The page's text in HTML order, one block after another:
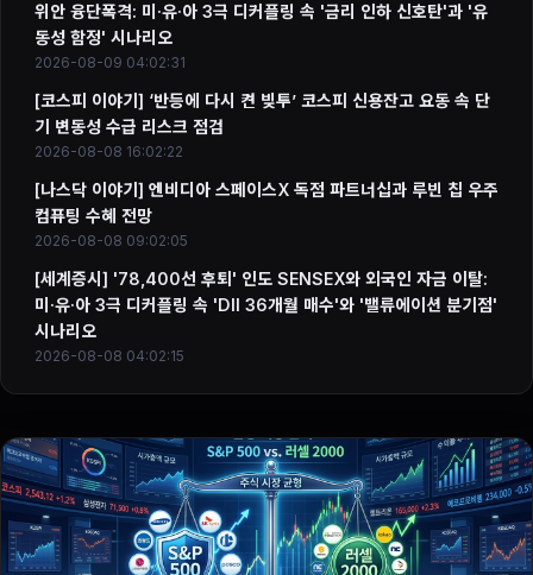
위안 융단폭격: 미·유·아 3극 디커플링 속 '금리 인하 신호탄'과 '유
동성 함정' 시나리오
2026-08-09 04:02:31
[코스피 이야기] ‘반등에 다시 켠 빚투’ 코스피 신용잔고 요동 속 단
기 변동성 수급 리스크 점검
2026-08-08 16:02:22
[나스닥 이야기] 엔비디아 스페이스X 독점 파트너십과 루빈 칩 우주
컴퓨팅 수혜 전망
2026-08-08 09:02:05
[세계증시] '78,400선 후퇴' 인도 SENSEX와 외국인 자금 이탈:
미·유·아 3극 디커플링 속 'DII 36개월 매수'와 '밸류에이션 분기점'
시나리오
2026-08-08 04:02:15